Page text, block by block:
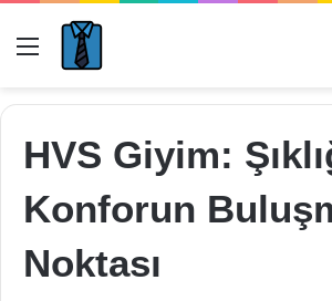
Menü
HVS Giyim:
Konforun
Noktası